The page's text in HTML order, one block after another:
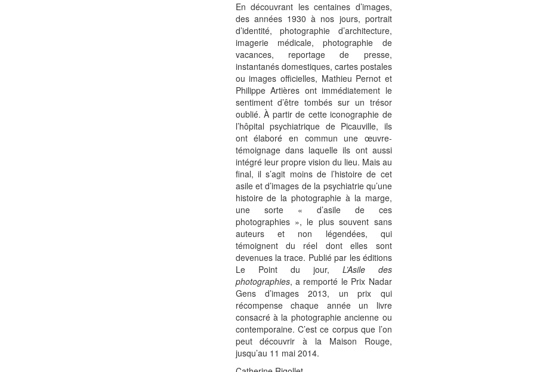
En découvrant les centaines d’images,
des années 1930 à nos jours, portrait
d’identité, photographie d’architecture,
imagerie médicale, photographie de
vacances, reportage de presse,
instantanés domestiques, cartes postales
ou images officielles, Mathieu Pernot et
Philippe Artières ont immédiatement le
sentiment d’être tombés sur un trésor
oublié. À partir de cette iconographie de
l’hôpital psychiatrique de Picauville, ils
ont élaboré en commun une œuvre-
témoignage dans laquelle ils ont aussi
intégré leur propre vision du lieu. Mais au
final, il s’agit moins de l’histoire de cet
asile et d’images de la psychiatrie qu’une
histoire de la photographie à la marge,
une sorte « d’asile de ces
photographies », le plus souvent sans
auteurs et non légendées, qui
témoignent du réel dont elles sont
devenues la trace. Publié par les éditions
Le Point du jour, L’Asile des
photographies, a remporté le Prix Nadar
Gens d’images 2013, un prix qui
récompense chaque année un livre
consacré à la photographie ancienne ou
contemporaine. C’est ce corpus que l’on
peut découvrir à la Maison Rouge,
jusqu’au 11 mai 2014.